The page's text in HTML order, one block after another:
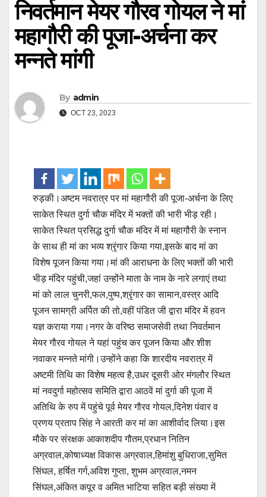
निवर्तमान मेयर गौरव गोयल ने मां
महागौरी की पूजा-अर्चना कर
मन्नते मांगी
By admin
OCT 23, 2023
रुड़की।अष्टम नवरात्र पर मां महागौरी की पूजा-अर्चना के लिए
साकेत स्थित दुर्गा चौक मंदिर में भक्तों की भारी भीड़ रही।
साकेत स्थित प्रसिद्ध दुर्गा चौक मंदिर में मां महागौरी के स्नान
के साथ ही मां का भव्य श्रृंगार किया गया,इसके बाद मां का
विशेष पूजन किया गया।मां की आराधना के लिए भक्तों की भारी
भीड़ मंदिर पहुंची,जहां उन्होंने माता के नाम के नारे लगाएं तथा
मां को लाल चुनरी,फल,पुष्प,श्रृंगार का सामान,वस्त्र आदि
पूजन सामग्री अर्पित की तो,वहीं पंडित जी द्वारा मंदिर में हवन
यज्ञ कराया गया।नगर के वरिष्ठ समाजसेवी तथा निवर्तमान
मेयर गौरव गोयल ने यहां पहुंच कर पूजन किया और शीश
नवाकर मन्नते मांगी।उन्होंने कहा कि शारदीय नवरात्र में
अष्टमी तिथि का विशेष महत्व है,उधर दूसरी ओर मंगलौर स्थित
मां नवदुर्गा महोत्सव समिति द्वारा आठवें मां दुर्गा की पूजा में
अतिथि के रुप में पहुंचे पूर्व मेयर गौरव गोयल,दिनेश पंवार व
प्रणय प्रताप सिंह ने आरती कर मां का आशीर्वाद लिया।इस
मौके पर संरक्षक आकाशदीप गौतम,प्रधान नितिन
अग्रवाल,कोषाध्यक्ष विकास अग्रवाल,हिमांशु बुधिराजा,सुमित
सिंघल, हर्षित गर्ग,अविश गुप्ता, शुभम अग्रवाल,नमन
सिंघल,अंकित कपूर व अमित भाटिया सहित बड़ी संख्या में